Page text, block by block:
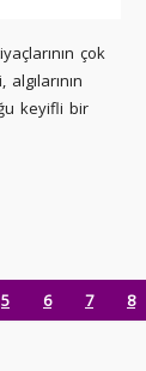
çok
keyifli bir
5 6 7 8